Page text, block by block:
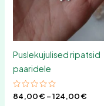
Puslekujulised ripatsid
paaridele
Hinnanguga
0
84,00€ – 124,00€
Valikuid
saab
teha